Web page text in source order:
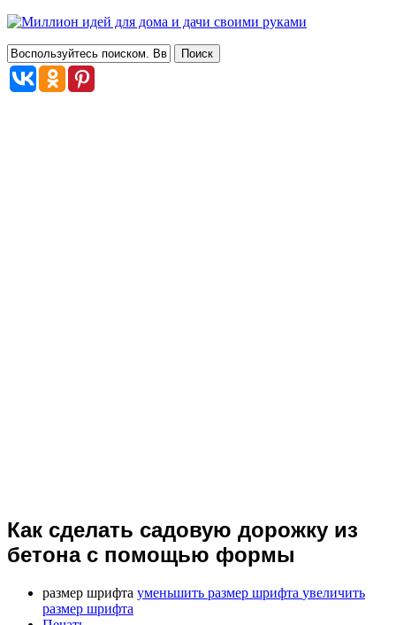
Как сделать садовую дорожку из
бетона с помощью формы
размер шрифта уменьшить размер шрифта увеличить
размер шрифта